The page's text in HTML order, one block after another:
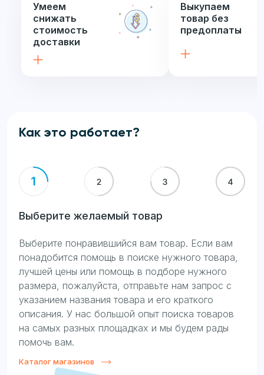
Умеем
снижать
стоимость
доставки
Выкупаем
товар без
предоплаты
Как это работает?
Выберите желаемый товар
Выберите понравившийся вам товар. Если вам
понадобится помощь в поиске нужного товара,
лучшей цены или помощь в подборе нужного
размера, пожалуйста, отправьте нам запрос с
указанием названия товара и его краткого
описания. У нас большой опыт поиска товаров
на самых разных площадках и мы будем рады
помочь вам.
Каталог магазинов